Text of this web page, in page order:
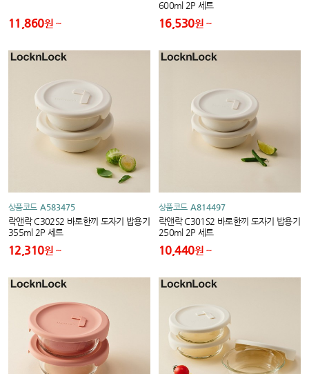
11,860원
600ml 2P 세트
16,530원
상품코드 A583475
락앤락 C302S2 바로한끼 도자기 밥용기
355ml 2P 세트
12,310원
상품코드 A814497
락앤락 C301S2 바로한끼 도자기 밥용기
250ml 2P 세트
10,440원